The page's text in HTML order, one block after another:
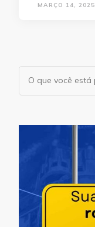
MARÇO 14, 2025
Procurando
algo?